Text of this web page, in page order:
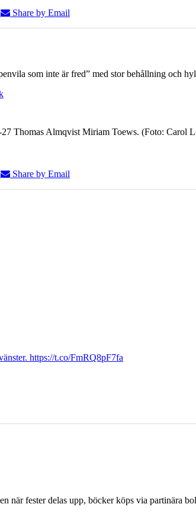
Share by Email
som inte är fred” med stor behållning och
Thomas Almqvist Miriam Toews. (Foto:
Share by Email
https://t.co/FmRQ8pF7fa
när fester delas upp, böcker köps via